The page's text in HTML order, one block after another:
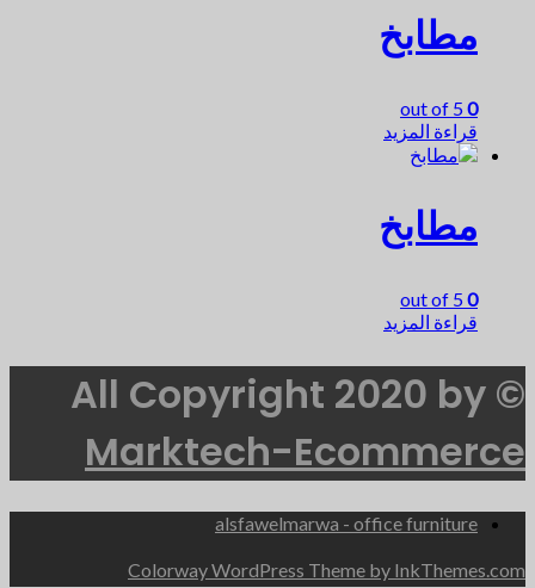
مطابخ
0
قراءة المزيد
مطابخ
0
قراءة المزيد
© All Copyright 2020 by
Marktech-Ecommerce
alsfawelmarwa - office furniture
Colorway WordPress Theme by InkThemes.com